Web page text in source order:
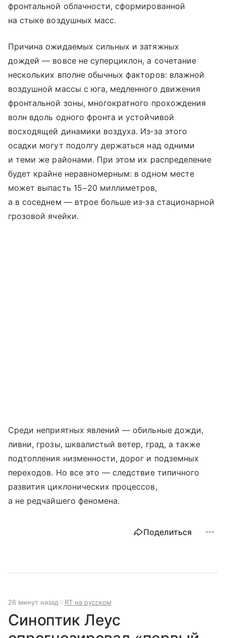
фронтальной облачности, сформированной
на стыке воздушных масс.
Причина ожидаемых сильных и затяжных
дождей — вовсе не суперциклон, а сочетание
нескольких вполне обычных факторов: влажной
воздушной массы с юга, медленного движения
фронтальной зоны, многократного прохождения
волн вдоль одного фронта и устойчивой
восходящей динамики воздуха. Из‑за этого
осадки могут подолгу держаться над одними
и теми же районами. При этом их распределение
будет крайне неравномерным: в одном месте
может выпасть 15−20 миллиметров,
а в соседнем — втрое больше из‑за стационарной
грозовой ячейки.
Среди неприятных явлений — обильные дожди,
ливни, грозы, шквалистый ветер, град, а также
подтопления низменности, дорог и подземных
переходов. Но все это — следствие типичного
развития циклонических процессов,
а не редчайшего феномена.
Поделиться
26 минут назад RT на русском
Синоптик Леус